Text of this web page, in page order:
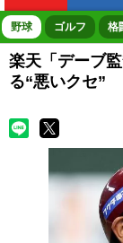
ボートレース 競輪
野球 ゴルフ 格
楽天「デーブ
る“悪いクセ”